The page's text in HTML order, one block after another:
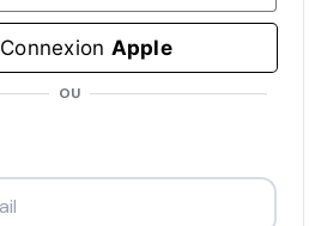
Connexion Apple
OU